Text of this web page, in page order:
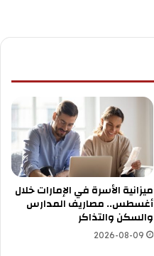
ميزانية الأسرة في الإمارات خلال
أغسطس.. مصاريف المدارس
والسكن والتذاكر
2026-08-09